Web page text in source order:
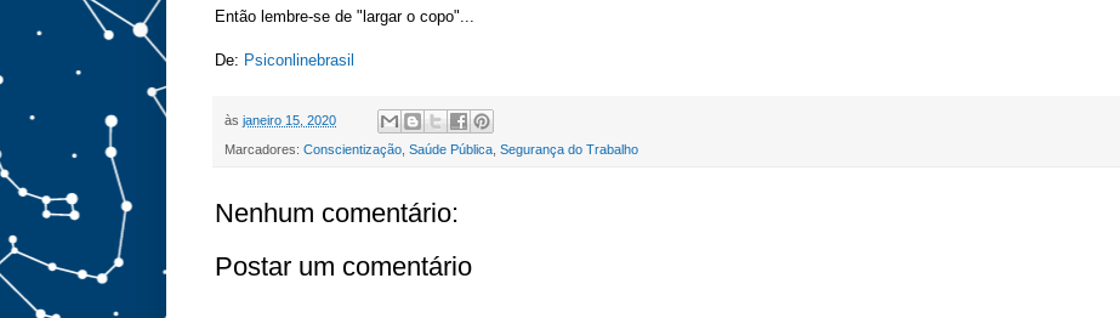
Então lembre-se de "largar o copo"...
De: Psiconlinebrasil
às janeiro 15, 2020
Marcadores: Conscientização Saúde Pública Segurança do Trabalho
Nenhum comentário:
Postar um comentário